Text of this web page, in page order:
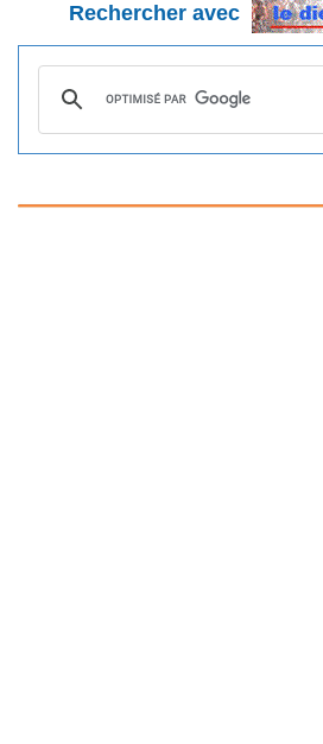
Rechercher avec